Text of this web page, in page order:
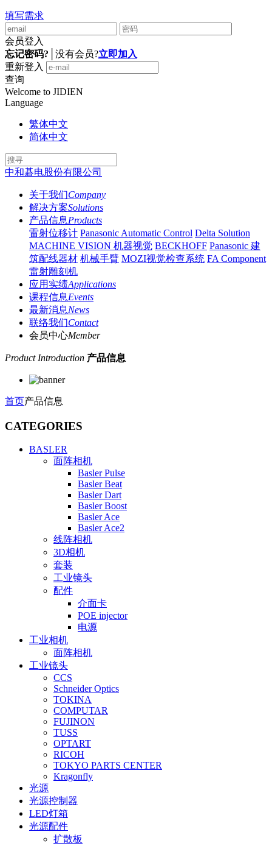
填写需求
会员登入
忘记密码?
没有会员?立即加入
重新登入
查询
Welcome to JIDIEN
Language
繁体中文
简体中文
中和碁电股份有限公司
关于我们Company
解决方案Solutions
产品信息Products
雷射位移计 Panasonic Automatic Control Delta Solution
MACHINE VISION 机器视觉 BECKHOFF Panasonic 建
筑配线器材 机械手臂 MOZI视觉检查系统 FA Component
雷射雕刻机
应用实绩Applications
课程信息Events
最新消息News
联络我们Contact
会员中心Member
Product Introduction 产品信息
首页产品信息
CATEGORIES
BASLER
面阵相机
Basler Pulse
Basler Beat
Basler Dart
Basler Boost
Basler Ace
Basler Ace2
线阵相机
3D相机
套装
工业镜头
配件
介面卡
POE injector
电源
工业相机
面阵相机
工业镜头
CCS
Schneider Optics
TOKINA
COMPUTAR
FUJINON
TUSS
OPTART
RICOH
TOKYO PARTS CENTER
Kragonfly
光源
光源控制器
LED灯箱
光源配件
扩散板